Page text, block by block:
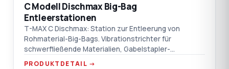
C Modell Dischmax Big-Bag
Entleerstationen
T-MAX C Dischmax: Station zur Entleerung von
Rohmaterial-Big-Bags. Vibrationstrichter für
schwerfließende Materialien, Gabelstapler-
Handlingpunkte, Saugkasten-Flanschanschluss.
PRODUKTDETAIL →